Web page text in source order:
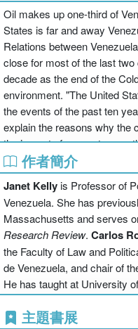
Oil makes up one-third of
States is far and away
Relations between
close for most of the last
decade as the end of the
environment. "The United
the events of the past ten
explain the reasons why the
the impact of new actors on
traffickers, common citizens,
activists and the media.
作者簡介
Janet Kellyis Professor of
Venezuela. She has
Massachusetts and serves
Research Review. Carlos
the Faculty of Law and
de Venezuela, and chair of
He has taught at University
主題書展